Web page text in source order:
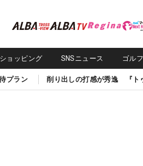
ショッピング SNSニュース ゴル
プラン 削り出しの打感が秀逸 『ト